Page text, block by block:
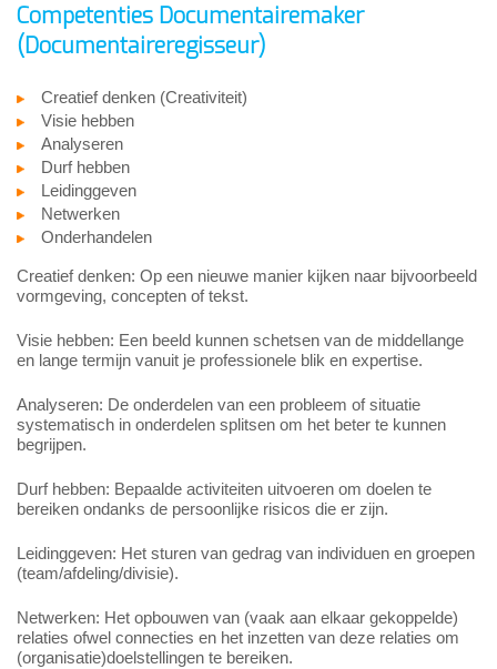
Competenties Documentairemaker
(Documentaireregisseur)
Creatief denken (Creativiteit)
Visie hebben
Analyseren
Durf hebben
Leidinggeven
Netwerken
Onderhandelen
Creatief denken: Op een nieuwe manier kijken naar bijvoorbeeld
vormgeving, concepten of tekst.
Visie hebben: Een beeld kunnen schetsen van de middellange
en lange termijn vanuit je professionele blik en expertise.
Analyseren: De onderdelen van een probleem of situatie
systematisch in onderdelen splitsen om het beter te kunnen
begrijpen.
Durf hebben: Bepaalde activiteiten uitvoeren om doelen te
bereiken ondanks de persoonlijke risicos die er zijn.
Leidinggeven: Het sturen van gedrag van individuen en groepen
(team/afdeling/divisie).
Netwerken: Het opbouwen van (vaak aan elkaar gekoppelde)
relaties ofwel connecties en het inzetten van deze relaties om
(organisatie)doelstellingen te bereiken.